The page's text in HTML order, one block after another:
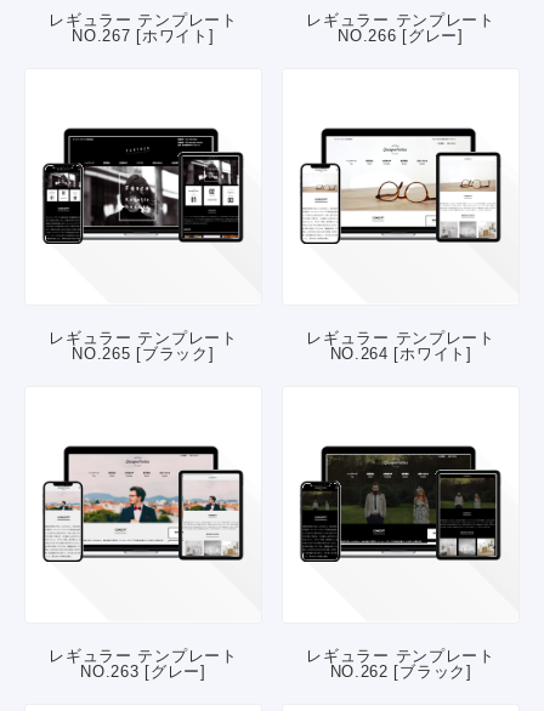
レギュラー テンプレート
NO.267 [ホワイト]
レギュラー テンプレート
NO.266 [グレー]
レギュラー テンプレート
NO.265 [ブラック]
レギュラー テンプレート
NO.264 [ホワイト]
レギュラー テンプレート
NO.263 [グレー]
レギュラー テンプレート
NO.262 [ブラック]